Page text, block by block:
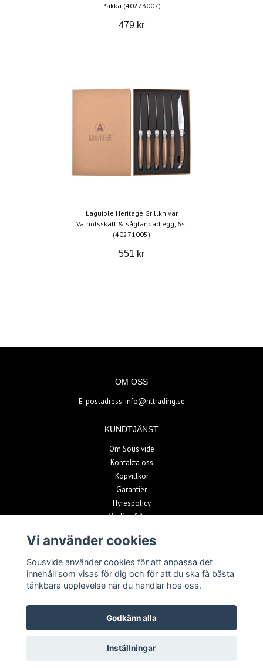
Pakka (40273007)
479 kr
Laguiole Heritage Grillknivar
Valnötsskaft & sågtandad egg, 6st
(40271005)
551 kr
OM OSS
E-postadress:info@nltrading.se
KUNDTJÄNST
Om Sous vide
Kontakta oss
Köpvillkor
Garantier
Hyrespolicy
Vanliga frågor
Vi använder cookies
Sousvide använder cookies för att anpassa det
innehåll som visas för dig och för att du ska få bästa
tänkbara upplevelse när du handlar hos oss.
Godkänn alla
Inställningar